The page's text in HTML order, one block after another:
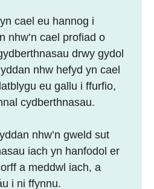
cael eu hannog i
nhw’n cael profiad o
drwy gydol
nhw hefyd yn cael
eu gallu i ffurfio,
cydberthnasau.
nhw’n gweld sut
iach yn hanfodol er
a meddwl iach, a
i ni ffynnu.